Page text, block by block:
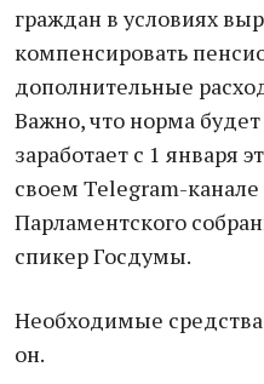
граждан в условиях
компенсировать
дополнительные
Важно, что норма
заработает с 1 января
своем Telegram-
Парламентского
спикер Госдумы.
Необходимые
он.